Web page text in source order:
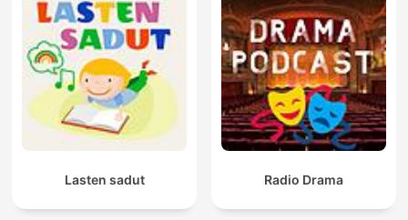
Lasten sadut Radio Drama